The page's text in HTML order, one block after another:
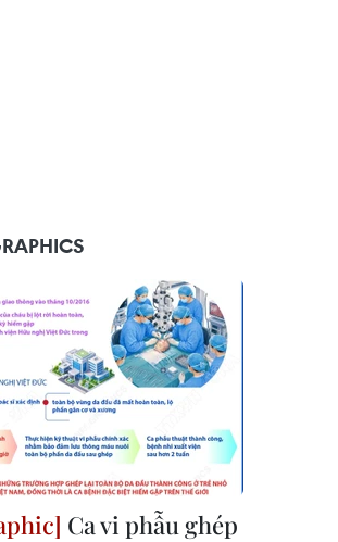
Ca vi phẫu ghép